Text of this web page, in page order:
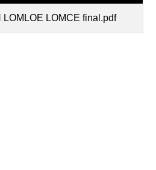
LOMLOE LOMCE final.pdf